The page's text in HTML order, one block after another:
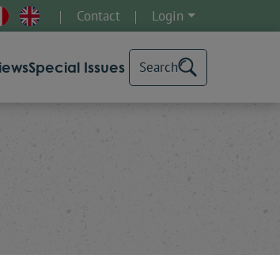
Contact Login
Special Issues Search